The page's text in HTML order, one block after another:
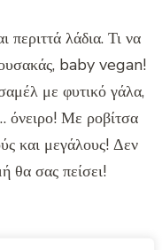
λάδια. Τι να
baby vegan!
με φυτικό γάλα,
όνειρο! Με ροβίτσα
και μεγάλους! Δεν
θα σας πείσει!